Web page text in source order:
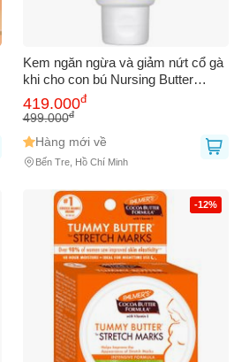
Kem ngăn ngừa và giảm nứt cổ gà
khi cho con bú Nursing Butter
Nipple Cream for Pregnancy and
Breastfeeding 732526
419.000đ
499.000đ
Hàng mới về
Bến Tre, Hồ Chí Minh
-12%